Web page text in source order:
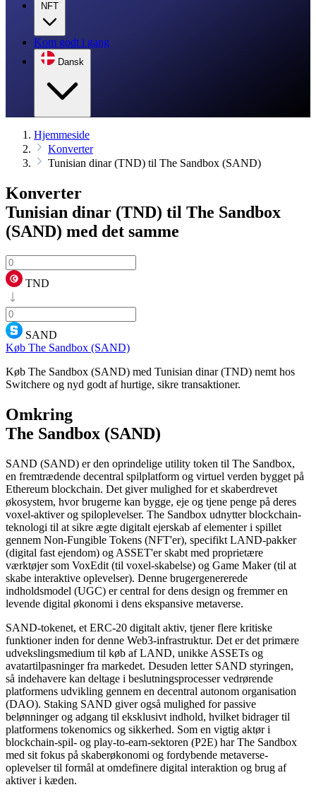
NFT
Kom godt i gang
Dansk
Hjemmeside
Konverter
Tunisian dinar (TND) til The Sandbox (SAND)
Konverter
Tunisian dinar (TND) til The Sandbox
(SAND) med det samme
TND
SAND
Køb The Sandbox (SAND)
Køb The Sandbox (SAND) med Tunisian dinar (TND) nemt hos
Switchere og nyd godt af hurtige, sikre transaktioner.
Omkring
The Sandbox (SAND)
SAND (SAND) er den oprindelige utility token til The Sandbox,
en fremtrædende decentral spilplatform og virtuel verden bygget på
Ethereum blockchain. Det giver mulighed for et skaberdrevet
økosystem, hvor brugerne kan bygge, eje og tjene penge på deres
voxel-aktiver og spiloplevelser. The Sandbox udnytter blockchain-
teknologi til at sikre ægte digitalt ejerskab af elementer i spillet
gennem Non-Fungible Tokens (NFT'er), specifikt LAND-pakker
(digital fast ejendom) og ASSET'er skabt med proprietære
værktøjer som VoxEdit (til voxel-skabelse) og Game Maker (til at
skabe interaktive oplevelser). Denne brugergenererede
indholdsmodel (UGC) er central for dens design og fremmer en
levende digital økonomi i dens ekspansive metaverse.
SAND-tokenet, et ERC-20 digitalt aktiv, tjener flere kritiske
funktioner inden for denne Web3-infrastruktur. Det er det primære
udvekslingsmedium til køb af LAND, unikke ASSETs og
avatartilpasninger fra markedet. Desuden letter SAND styringen,
så indehavere kan deltage i beslutningsprocesser vedrørende
platformens udvikling gennem en decentral autonom organisation
(DAO). Staking SAND giver også mulighed for passive
belønninger og adgang til eksklusivt indhold, hvilket bidrager til
platformens tokenomics og sikkerhed. Som en vigtig aktør i
blockchain-spil- og play-to-earn-sektoren (P2E) har The Sandbox
med sit fokus på skaberøkonomi og fordybende metaverse-
oplevelser til formål at omdefinere digital interaktion og brug af
aktiver i kæden.